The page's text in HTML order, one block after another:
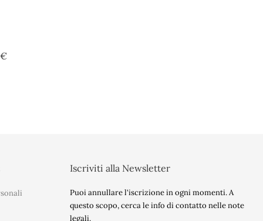
Prezzo
Iscriviti alla Newsletter
Puoi annullare l'iscrizione in ogni momenti. A
questo scopo, cerca le info di contatto nelle note
legali.